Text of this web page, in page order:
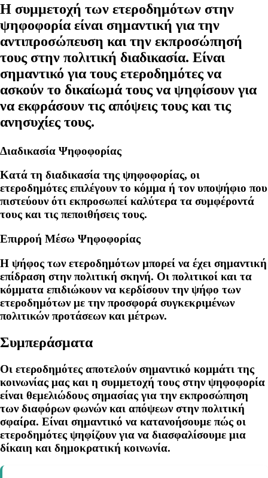
Η συμμετοχή των ετεροδημότων στην
ψηφοφορία είναι σημαντική για την
αντιπροσώπευση και την εκπροσώπησή
τους στην πολιτική διαδικασία. Είναι
σημαντικό για τους ετεροδημότες να
ασκούν το δικαίωμά τους να ψηφίσουν για
να εκφράσουν τις απόψεις τους και τις
ανησυχίες τους.
Διαδικασία Ψηφοφορίας
Κατά τη διαδικασία της ψηφοφορίας, οι
ετεροδημότες επιλέγουν το κόμμα ή τον υποψήφιο που
πιστεύουν ότι εκπροσωπεί καλύτερα τα συμφέροντά
τους και τις πεποιθήσεις τους.
Επιρροή Μέσω Ψηφοφορίας
Η ψήφος των ετεροδημότων μπορεί να έχει σημαντική
επίδραση στην πολιτική σκηνή. Οι πολιτικοί και τα
κόμματα επιδιώκουν να κερδίσουν την ψήφο των
ετεροδημότων με την προσφορά συγκεκριμένων
πολιτικών προτάσεων και μέτρων.
Συμπεράσματα
Οι ετεροδημότες αποτελούν σημαντικό κομμάτι της
κοινωνίας μας και η συμμετοχή τους στην ψηφοφορία
είναι θεμελιώδους σημασίας για την εκπροσώπηση
των διαφόρων φωνών και απόψεων στην πολιτική
σφαίρα. Είναι σημαντικό να κατανοήσουμε πώς οι
ετεροδημότες ψηφίζουν για να διασφαλίσουμε μια
δίκαιη και δημοκρατική κοινωνία.